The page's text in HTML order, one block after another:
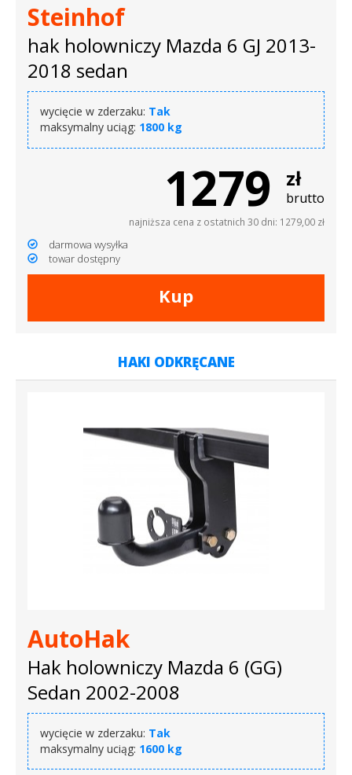
Steinhof
hak holowniczy Mazda 6 GJ 2013-
2018 sedan
wycięcie w zderzaku: Tak
maksymalny uciąg: 1800 kg
1279 zł
brutto
najniższa cena z ostatnich 30 dni: 1279,00 zł
darmowa wysyłka
towar dostępny
Kup
HAKI ODKRĘCANE
AutoHak
Hak holowniczy Mazda 6 (GG)
Sedan 2002-2008
wycięcie w zderzaku: Tak
maksymalny uciąg: 1600 kg